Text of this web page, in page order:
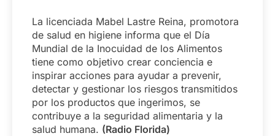
La licenciada Mabel Lastre Reina, promotora
de salud en higiene informa que el Día
Mundial de la Inocuidad de los Alimentos
tiene como objetivo crear conciencia e
inspirar acciones para ayudar a prevenir,
detectar y gestionar los riesgos transmitidos
por los productos que ingerimos, se
contribuye a la seguridad alimentaria y la
salud humana. (Radio Florida)